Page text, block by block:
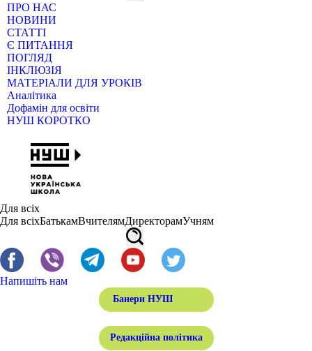
ПРО НАС
НОВИНИ
СТАТТІ
Є ПИТАННЯ
ПОГЛЯД
ІНКЛЮЗІЯ
МАТЕРІАЛИ ДЛЯ УРОКІВ
Аналітика
Дофамін для освіти
НУШ КОРОТКО
Для всіх
Для всіхБатькамВчителямДиректорамУчням
Напишіть нам
Банери НУШ
Редакційна політика